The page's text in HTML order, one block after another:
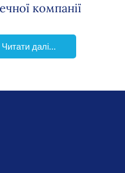
компанії
Читати далі...